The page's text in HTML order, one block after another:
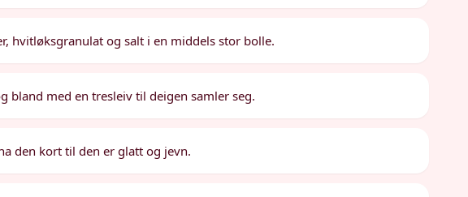
hvitløksgranulat og salt i en middels stor bolle.
bland med en tresleiv til deigen samler seg.
den kort til den er glatt og jevn.